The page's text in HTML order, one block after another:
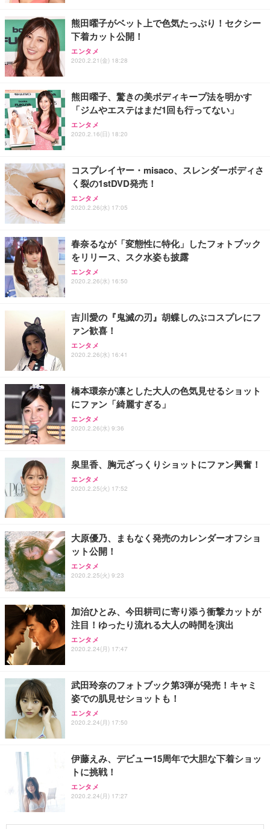
務用 おしゃれ パソコンチェア (ブラック)
Sezlife オフィスチェア デスクチェア 疲れない テレ
ワーク チェア 強化バックレスト 30度ロッキング機
能 人間工学 椅子 腰サポート 90度跳ね上げ式アーム
務用 おしゃれ パソコンチェア (ホワイト)
ANDWINT オフィスチェア デスクチェア 肘なし メ
ッシュ 通気性 ランバーサポート付き 腰サポート ガ
ス圧無段階昇降 360度回転 キャスター付き コンパク
【整備済み品】Dell E2724HS 27インチ 液晶モニタ
ー フルHD（1920×1080）VA 非光沢 HDMI/DisplayP
ort/VGA スピーカー内蔵 高さ調整 スイベル VESA対
【MiniLED/24.5inch/280Hz/FHD】GRAPHT THE S
HOOTER Gaming Monitor 24” Essential ゲーミン
グモニター QD 24.5インチ 1ms FHD 量子ドット 残
Smart Basic(スマートベーシック) 【Amazon.co.jp
限定】 Smart Basic アイリスオーヤマ ペットシーツ
超厚型 お徳用 ワイド 100枚入 (x 1) (ケース販売)
アイリスオーヤマ ペットシーツ 超厚型 お徳用 レギ
ュラー 200枚入【Amazon.co.jp限定】
熊田曜子がベット上で色気たっぷり！セクシー
下着カット公開！
エンタメ
2020.2.21(金) 18:28
熊田曜子、驚きの美ボディキープ法を明かす
「ジムやエステはまだ1回も行ってない」
エンタメ
2020.2.16(日) 18:20
コスプレイヤー・misaco、スレンダーボディさ
く裂の1stDVD発売！
エンタメ
2020.2.26(水) 17:05
春奈るなが「変態性に特化」したフォトブック
をリリース、スク水姿も披露
エンタメ
2020.2.26(水) 16:50
吉川愛の『鬼滅の刃』胡蝶しのぶコスプレにフ
ァン歓喜！
エンタメ
2020.2.26(水) 16:41
橋本環奈が凛とした大人の色気見せるショット
にファン「綺麗すぎる」
エンタメ
2020.2.26(水) 9:36
泉里香、胸元ざっくりショットにファン興奮！
エンタメ
2020.2.25(火) 17:52
大原優乃、まもなく発売のカレンダーオフショ
ット公開！
エンタメ
2020.2.25(火) 9:23
加治ひとみ、今田耕司に寄り添う衝撃カットが
注目！ゆったり流れる大人の時間を演出
エンタメ
2020.2.24(月) 17:47
武田玲奈のフォトブック第3弾が発売！キャミ
姿での肌見せショットも！
エンタメ
2020.2.24(月) 17:50
伊藤えみ、デビュー15周年で大胆な下着ショッ
トに挑戦！
エンタメ
2020.2.24(月) 17:27